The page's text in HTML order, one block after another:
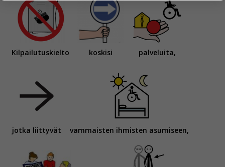
Kilpailutuskielto koskisi palveluita,
jotka liittyvät vammaisten ihmisten asumiseen,
yksittäiseen käyttäjään.
Voit valita, hyväksytkö näiden evästeiden käytön.